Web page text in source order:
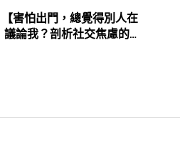
【害怕出門，總覺得別人在
議論我？剖析社交焦慮的 5